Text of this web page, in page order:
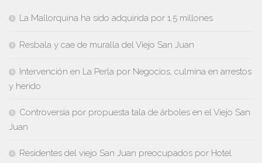
La Mallorquina ha sido adquirida por 1.5 millones
Resbala y cae de muralla del Viejo San Juan
Intervención en La Perla por Negocios, culmina en arrestos
y herido
Controversia por propuesta tala de árboles en el Viejo San
Juan
Residentes del viejo San Juan preocupados por Hotel